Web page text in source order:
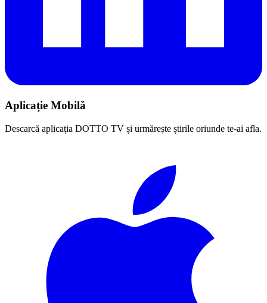
Aplicație Mobilă
Descarcă aplicația DOTTO TV și urmărește știrile oriunde te-ai afla.